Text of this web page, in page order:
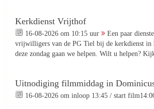
Kerkdienst Vrijthof
16-08-2026 om 10:15 uur
Een paar
vrijwilligers van de PG Tiel bij de kerkdienst
deze zondag gaan we helpen. Wilt u helpen?
Uitnodiging filmmiddag in
16-08-2026 om inloop 13:45 / start